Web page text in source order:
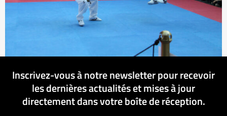
Inscrivez-vous à notre newsletter pour recevoir
les dernières actualités et mises à jour
directement dans votre boîte de réception.